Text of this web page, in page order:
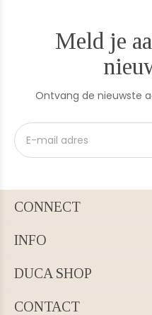
Meld je
Ontvang de nieuwste
CONNECT
INFO
DUCA SHOP
CONTACT